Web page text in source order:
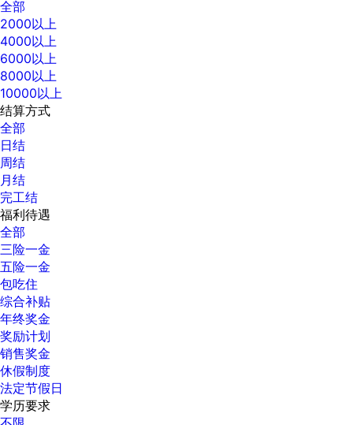
全部
2000以上
4000以上
6000以上
8000以上
10000以上
结算方式
全部
日结
周结
月结
完工结
福利待遇
全部
三险一金
五险一金
包吃住
综合补贴
年终奖金
奖励计划
销售奖金
休假制度
法定节假日
学历要求